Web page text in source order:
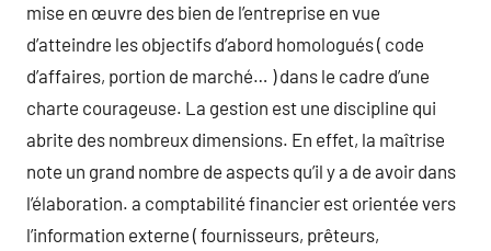
mise en œuvre des bien de l’entreprise en vue
d’atteindre les objectifs d’abord homologués ( code
d’affaires, portion de marché… ) dans le cadre d’une
charte courageuse. La gestion est une discipline qui
abrite des nombreux dimensions. En effet, la maîtrise
note un grand nombre de aspects qu’il y a de avoir dans
l’élaboration. a comptabilité financier est orientée vers
l’information externe ( fournisseurs, prêteurs,